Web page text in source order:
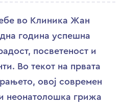
во Клиника Жан
година успешна
посветеност и
Во текот на првата
овој современ
неонатолошка грижа